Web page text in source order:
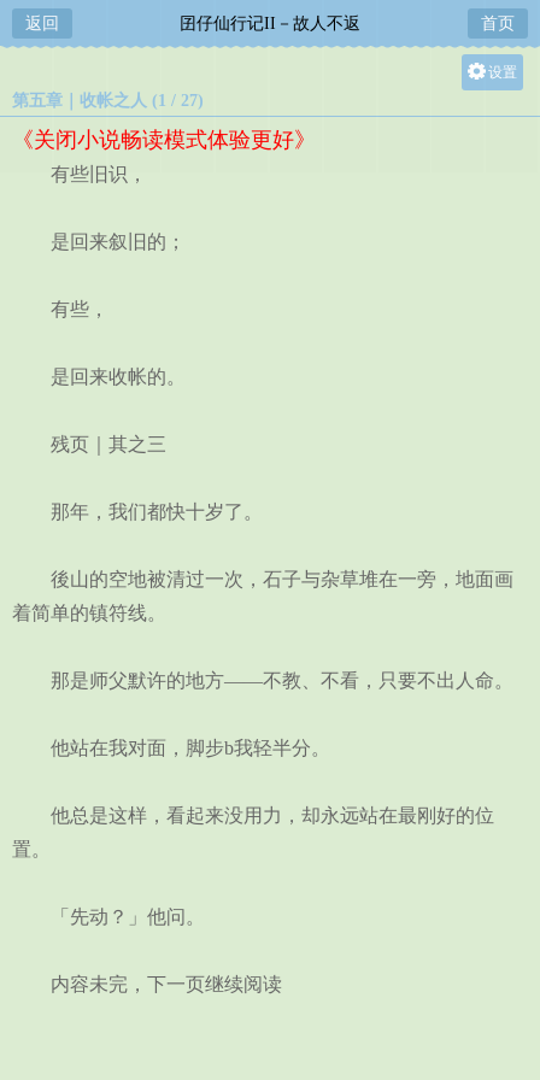
返回 囝仔仙行记II－故人不返 首页
设置
第五章｜收帐之人 (1 / 27)
《关闭小说畅读模式体验更好》
有些旧识，
是回来叙旧的；
有些，
是回来收帐的。
残页｜其之三
那年，我们都快十岁了。
後山的空地被清过一次，石子与杂草堆在一旁，地面画
着简单的镇符线。
那是师父默许的地方——不教、不看，只要不出人命。
他站在我对面，脚步b我轻半分。
他总是这样，看起来没用力，却永远站在最刚好的位
置。
「先动？」他问。
内容未完，下一页继续阅读